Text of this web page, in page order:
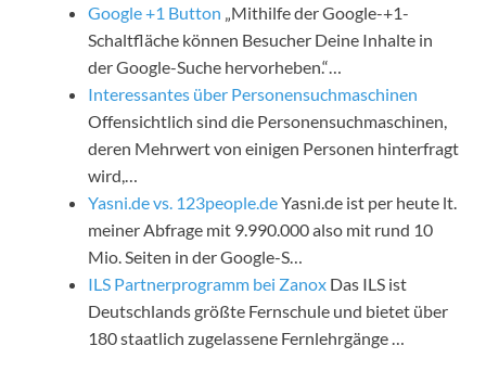
Google +1 Button „Mithilfe der Google-+1-
Schaltfläche können Besucher Deine Inhalte in
der Google-Suche hervorheben.“…
Interessantes über Personensuchmaschinen
Offensichtlich sind die Personensuchmaschinen,
deren Mehrwert von einigen Personen hinterfragt
wird,…
Yasni.de vs. 123people.deYasni.de ist per heute lt.
meiner Abfrage mit 9.990.000 also mit rund 10
Mio. Seiten in der Google-S…
ILS Partnerprogramm bei Zanox Das ILS ist
Deutschlands größte Fernschule und bietet über
180 staatlich zugelassene Fernlehrgänge …